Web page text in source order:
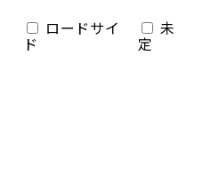
ロードサイ
ド
未
定